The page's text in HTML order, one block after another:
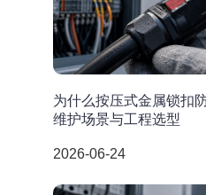
为什么按压式金属锁扣
维护场景与工程选型
2026-06-24